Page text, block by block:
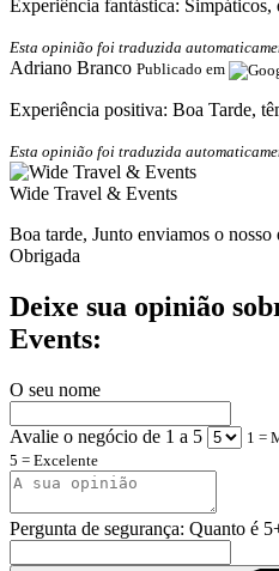
Experiência fantástica: Simpáticos,
Esta opinião foi traduzida
Adriano Branco Publicado em
Experiência positiva: Boa Tarde,
Esta opinião foi traduzida
Wide Travel & Events
Boa tarde, Junto enviamos o nosso
Obrigada
Deixe sua opinião
Events:
O seu nome
Avalie o negócio de 1 a 5
1 =
5 = Excelente
Pergunta de segurança: Quanto é